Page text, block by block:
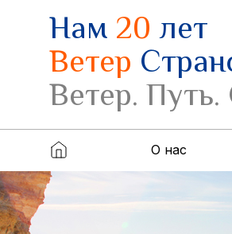
Нам20лет
Ветер
Ветер.
О нас